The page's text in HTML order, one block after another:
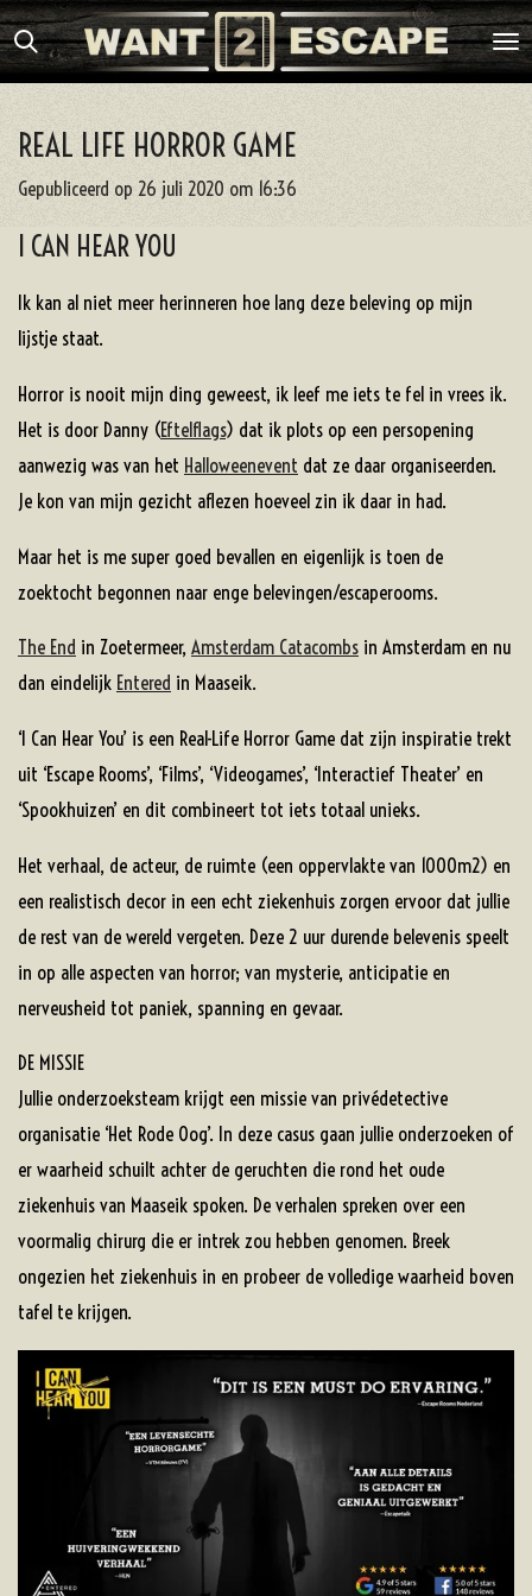
Ga
direct
de
REAL LIFE HORROR GAME
Gepubliceerd op 26 juli 2020 om 16:36
I CAN HEAR YOU
Ik kan al niet meer herinneren hoe lang deze beleving op mijn
lijstje staat.
Horror is nooit mijn ding geweest, ik leef me iets te fel in vrees ik.
Het is door Danny (Eftelflags) dat ik plots op een persopening
aanwezig was van het Halloweenevent dat ze daar organiseerden.
Je kon van mijn gezicht aflezen hoeveel zin ik daar in had.
Maar het is me super goed bevallen en eigenlijk is toen de
zoektocht begonnen naar enge belevingen/escaperooms.
The End in Zoetermeer, Amsterdam Catacombs in Amsterdam en nu
dan eindelijk Entered in Maaseik.
‘I Can Hear You’ is een Real-Life Horror Game dat zijn inspiratie trekt
uit ‘Escape Rooms’, ‘Films’, ‘Videogames’, ‘Interactief Theater’ en
‘Spookhuizen’ en dit combineert tot iets totaal unieks.
Het verhaal, de acteur, de ruimte (een oppervlakte van 1000m2) en
een realistisch decor in een echt ziekenhuis zorgen ervoor dat jullie
de rest van de wereld vergeten. Deze 2 uur durende belevenis speelt
in op alle aspecten van horror; van mysterie, anticipatie en
nerveusheid tot paniek, spanning en gevaar.
DE MISSIE
Jullie onderzoeksteam krijgt een missie van privédetective
organisatie ‘Het Rode Oog’. In deze casus gaan jullie onderzoeken of
er waarheid schuilt achter de geruchten die rond het oude
ziekenhuis van Maaseik spoken. De verhalen spreken over een
voormalig chirurg die er intrek zou hebben genomen. Breek
ongezien het ziekenhuis in en probeer de volledige waarheid boven
tafel te krijgen.